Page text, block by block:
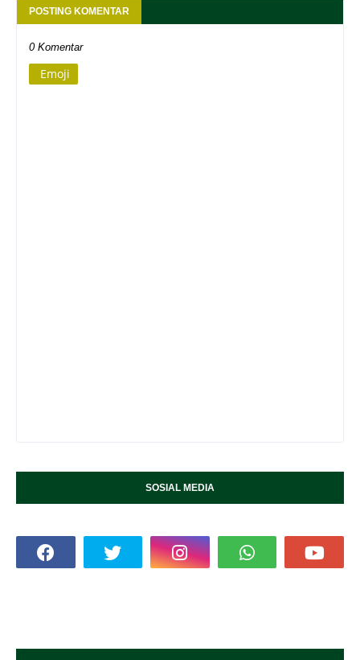
POSTING KOMENTAR
0 Komentar
Emoji
SOSIAL MEDIA